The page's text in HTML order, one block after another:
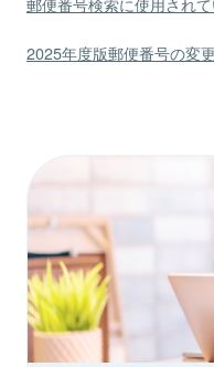
2025年度版郵便番号の変